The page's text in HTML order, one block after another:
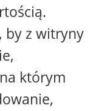
by z witryny
którym